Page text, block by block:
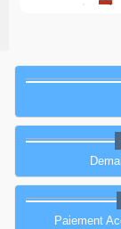
Paiement